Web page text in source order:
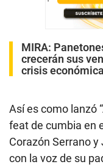
MIRA:
crecerán sus
crisis
Así es como lanzó
feat de cumbia en
Corazón Serrano
con la voz de su